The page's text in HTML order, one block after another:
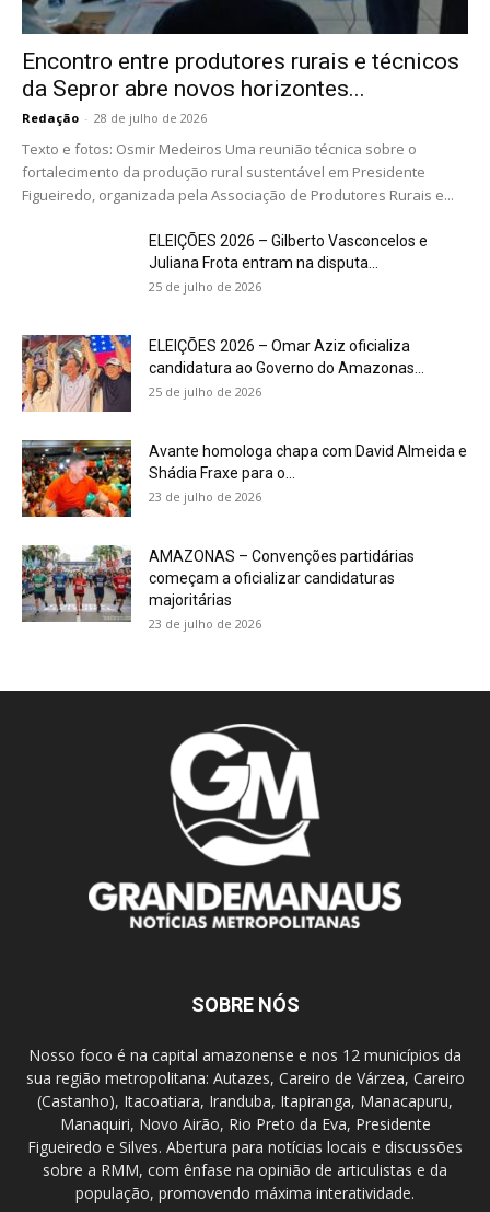
Encontro entre produtores rurais e técnicos
da Sepror abre novos horizontes...
Redação - 28 de julho de 2026
Texto e fotos: Osmir Medeiros Uma reunião técnica sobre o
fortalecimento da produção rural sustentável em Presidente
Figueiredo, organizada pela Associação de Produtores Rurais e...
ELEIÇÕES 2026 – Gilberto Vasconcelos e
Juliana Frota entram na disputa...
25 de julho de 2026
ELEIÇÕES 2026 – Omar Aziz oficializa
candidatura ao Governo do Amazonas...
25 de julho de 2026
Avante homologa chapa com David Almeida e
Shádia Fraxe para o...
23 de julho de 2026
AMAZONAS – Convenções partidárias
começam a oficializar candidaturas
majoritárias
23 de julho de 2026
SOBRE NÓS
Nosso foco é na capital amazonense e nos 12 municípios da
sua região metropolitana: Autazes, Careiro de Várzea, Careiro
(Castanho), Itacoatiara, Iranduba, Itapiranga, Manacapuru,
Manaquiri, Novo Airão, Rio Preto da Eva, Presidente
Figueiredo e Silves. Abertura para notícias locais e discussões
sobre a RMM, com ênfase na opinião de articulistas e da
população, promovendo máxima interatividade.